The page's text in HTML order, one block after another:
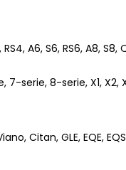
A6, S6, RS6, A8, S8,
serie, 8-serie, X1, X2,
Citan, GLE, EQE,